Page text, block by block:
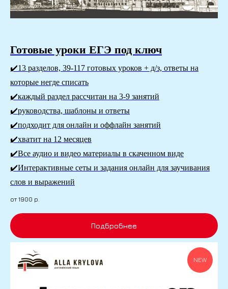
Готовые уроки ЕГЭ под ключ
✔️13 разделов, 39-117 готовых уроков + д/з, ответы на
которые негде списать
✔️каждый раздел рассчитан на 3-9 занятий
✔️руководства, шаблоны и ответы
✔️подходит для онлайн и оффлайн занятий
✔️хватит на 12 месяцев
✔️Все аудио и видео материалы в скаченном виде
✔️Интерактивные сеты и задания онлайн для заучивания
слов и выражений
от 1900 р.
Подбробнее
NEW